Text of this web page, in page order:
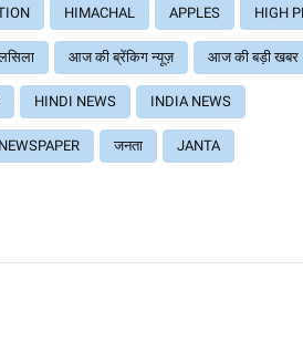
HIMACHAL APPLES HIGH
आज की ब्रेंकिग न्यूज़ आज की बड़ी खबर
HINDI NEWS INDIA NEWS
जनता JANTA